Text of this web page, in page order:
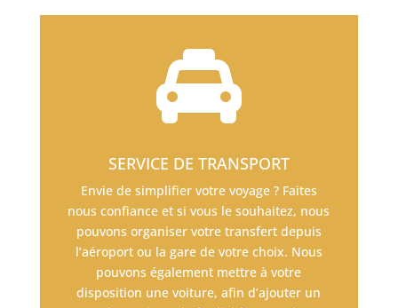

SERVICE DE TRANSPORT
Envie de simplifier votre voyage ? Faites
nous confiance et si vous le souhaitez, nous
pouvons organiser votre transfert depuis
l’aéroport ou la gare de votre choix. Nous
pouvons également mettre à votre
disposition une voiture, afin d’ajouter un